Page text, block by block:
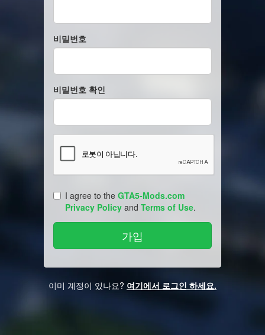
비밀번호
비밀번호 확인
I agree to the GTA5-Mods.com
Privacy Policy and Terms of Use.
이미 계정이 있나요? 여기에서 로그인 하세요.